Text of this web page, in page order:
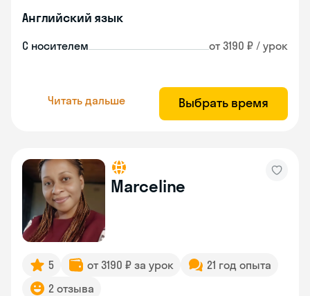
Английский язык
С носителем от 3190 ₽ / урок
Читать дальше Выбрать время
Marceline
5 от 3190 ₽ за урок
21 год опыта
2 отзыва